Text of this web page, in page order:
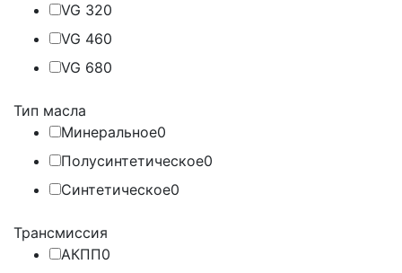
VG 320
VG 460
VG 680
Тип масла
Минеральное0
Полусинтетическое0
Синтетическое0
Трансмиссия
АКПП0